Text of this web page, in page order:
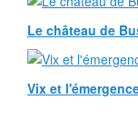
Le château de
Vix et